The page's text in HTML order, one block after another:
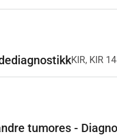
KIR, KIR
tumores -